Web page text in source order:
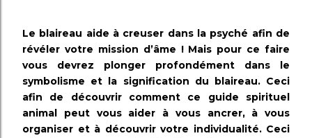
Le blaireau aide à creuser dans la psyché afin de
révéler votre mission d’âme ! Mais pour ce faire
vous devrez plonger profondément dans le
symbolisme et la signification du blaireau. Ceci
afin de découvrir comment ce guide spirituel
animal peut vous aider à vous ancrer, à vous
organiser et à découvrir votre individualité. Ceci